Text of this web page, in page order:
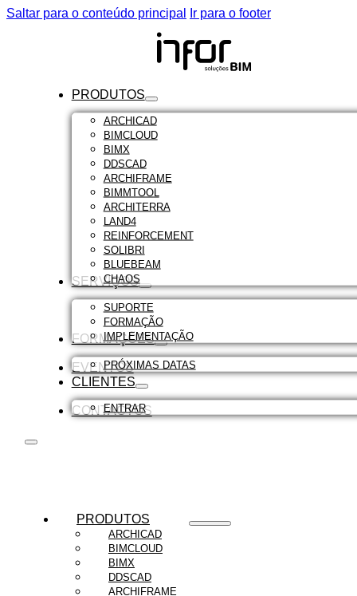
Saltar para o conteúdo principal Ir para o footer
PRODUTOS
ARCHICAD
BIMCLOUD
BIMX
DDSCAD
ARCHIFRAME
BIMMTOOL
ARCHITERRA
LAND4
REINFORCEMENT
SOLIBRI
BLUEBEAM
CHAOS
SERVIÇOS
SUPORTE
FORMAÇÃO
IMPLEMENTAÇÃO
FORMAÇÕES
PRÓXIMAS DATAS
EVENTOS
CLIENTES
ENTRAR
CONTACTOS
PRODUTOS
ARCHICAD
BIMCLOUD
BIMX
DDSCAD
ARCHIFRAME